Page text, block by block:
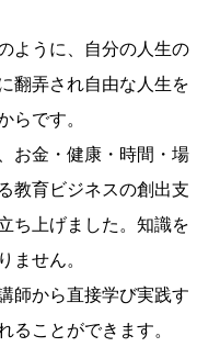
ように、自分の人生の
翻弄され自由な人生を
らです。
お金・健康・時間・場
教育ビジネスの創出支
ち上げました。知識を
ません。
師から直接学び実践す
ることができます。